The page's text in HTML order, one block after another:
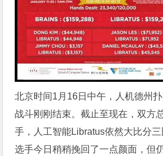
北京时间1月16日中午，人机德州
战斗刚刚结束。截止至现在，双方
手，人工智能Libratus依然大比分
选手今日稍稍挽回了一点颜面，但